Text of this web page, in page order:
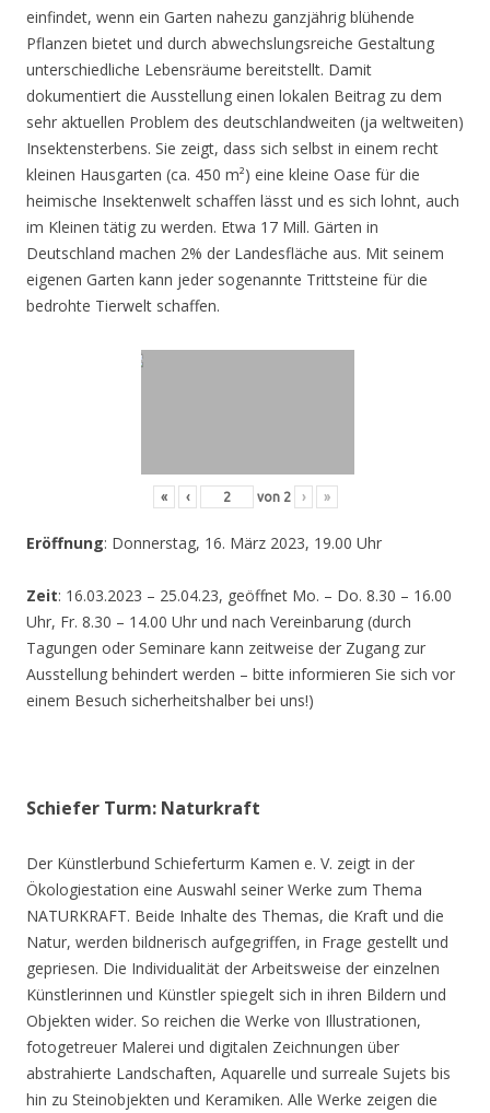
einfindet, wenn ein Garten nahezu ganzjährig blühende
Pflanzen bietet und durch abwechslungsreiche Gestaltung
unterschiedliche Lebensräume bereitstellt. Damit
dokumentiert die Ausstellung einen lokalen Beitrag zu dem
sehr aktuellen Problem des deutschlandweiten (ja weltweiten)
Insektensterbens. Sie zeigt, dass sich selbst in einem recht
kleinen Hausgarten (ca. 450 m²) eine kleine Oase für die
heimische Insektenwelt schaffen lässt und es sich lohnt, auch
im Kleinen tätig zu werden. Etwa 17 Mill. Gärten in
Deutschland machen 2% der Landesfläche aus. Mit seinem
eigenen Garten kann jeder sogenannte Trittsteine für die
bedrohte Tierwelt schaffen.
« ‹ von 2 › »
Eröffnung: Donnerstag, 16. März 2023, 19.00 Uhr
Zeit: 16.03.2023 – 25.04.23, geöffnet Mo. – Do. 8.30 – 16.00
Uhr, Fr. 8.30 – 14.00 Uhr und nach Vereinbarung (durch
Tagungen oder Seminare kann zeitweise der Zugang zur
Ausstellung behindert werden – bitte informieren Sie sich vor
einem Besuch sicherheitshalber bei uns!)
Schiefer Turm: Naturkraft
Der Künstlerbund Schieferturm Kamen e. V. zeigt in der
Ökologiestation eine Auswahl seiner Werke zum Thema
NATURKRAFT. Beide Inhalte des Themas, die Kraft und die
Natur, werden bildnerisch aufgegriffen, in Frage gestellt und
gepriesen. Die Individualität der Arbeitsweise der einzelnen
Künstlerinnen und Künstler spiegelt sich in ihren Bildern und
Objekten wider. So reichen die Werke von Illustrationen,
fotogetreuer Malerei und digitalen Zeichnungen über
abstrahierte Landschaften, Aquarelle und surreale Sujets bis
hin zu Steinobjekten und Keramiken. Alle Werke zeigen die